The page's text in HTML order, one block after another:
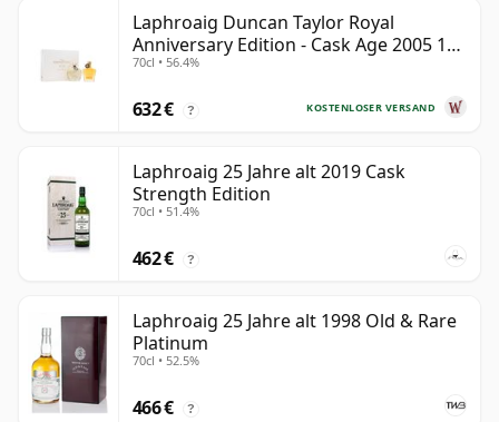
Laphroaig Duncan Taylor Royal
Anniversary Edition - Cask Age 2005 19
Jahre alt
70cl • 56.4%
KOSTENLOSER VERSAND
632 € ?
Laphroaig 25 Jahre alt 2019 Cask
Strength Edition
70cl • 51.4%
462 € ?
Laphroaig 25 Jahre alt 1998 Old & Rare
Platinum
70cl • 52.5%
466 € ?